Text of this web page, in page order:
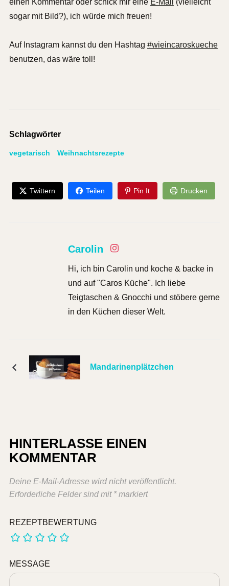
sogar mit Bild?), ich würde mich freuen!
Auf Instagram kannst du den Hashtag #wieincaroskueche
benutzen, das wäre toll!
Schlagwörter
vegetarisch Weihnachtsrezepte
Twittern Teilen Pin It Drucken
Carolin
Hi, ich bin Carolin und koche & backe in
und auf "Caros Küche". Ich liebe
Teigtaschen & Gnocchi und stöbere gerne
in den Küchen dieser Welt.
Mandarinenplätzchen
HINTERLASSE EINEN
KOMMENTAR
Deine E-Mail-Adresse wird nicht veröffentlicht.
Erforderliche Felder sind mit *markiert
REZEPTBEWERTUNG
MESSAGE